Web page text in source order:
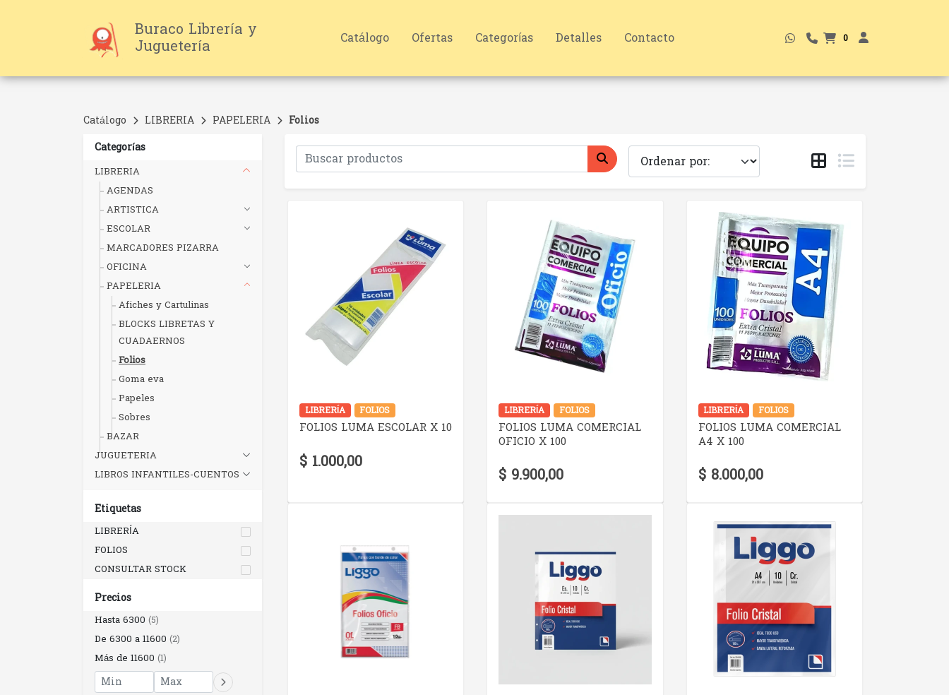
Buraco Librería y
Juguetería Catálogo Ofertas Categorías Detalles Contacto 0
Catálogo LIBRERIA PAPELERIA
Folios
Categorías
LIBRERIA
AGENDAS
ARTISTICA
ESCOLAR
MARCADORES PIZARRA
OFICINA
PAPELERIA
Afiches y Cartulinas
BLOCKS LIBRETAS Y
CUADAERNOS
Folios
Goma eva
Papeles
Sobres
BAZAR
JUGUETERIA
LIBROS INFANTILES-CUENTOS
Etiquetas
LIBRERÍA
FOLIOS
CONSULTAR STOCK
Precios
Hasta 6300 (5)
De 6300 a 11600 (2)
Más de 11600 (1)
LIBRERÍA FOLIOS
FOLIOS LUMA ESCOLAR X 10
$ 1.000,00
VER DETALLE
LIBRERÍA FOLIOS
FOLIOS LUMA COMERCIAL
OFICIO X 100
$ 9.900,00
VER DETALLE
LIBRERÍA FOLIOS
FOLIOS LUMA COMERCIAL
A4 X 100
$ 8.000,00
VER DETALLE
VER DETALLE